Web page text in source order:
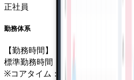
正社員
勤務体系
【勤務時間】
標準勤務時間：9～18時
※コアタイム：10時～16時